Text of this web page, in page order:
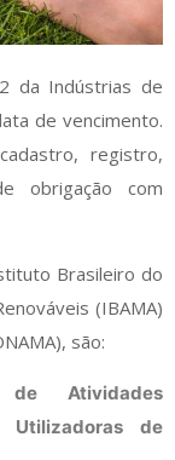
da Indústrias de
de vencimento.
registro,
obrigação com
Brasileiro do
(IBAMA)
são:
de Atividades
Utilizadoras de